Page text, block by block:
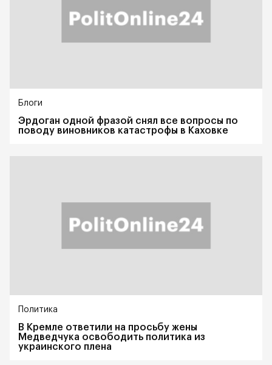
Блоги
Эрдоган одной фразой снял все вопросы по
поводу виновников катастрофы в Каховке
Политика
В Кремле ответили на просьбу жены
Медведчука освободить политика из
украинского плена